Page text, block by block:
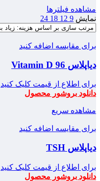
مشاهده فیلترها
نمایش 9
12
18
24
برای مقایسه اضافه کنید
دیاپلاس Vitamin D 96
برای اطلاع از قیمت کلیک کنید
دانلود بروشور محصول
مشاهده سریع
برای مقایسه اضافه کنید
دیاپلاس TSH
برای اطلاع از قیمت کلیک کنید
دانلود بروشور محصول